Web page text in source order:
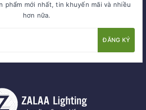
phẩm mới nhất, tin khuyến mãi và nhiều
hơn nữa.
ĐĂNG KÝ